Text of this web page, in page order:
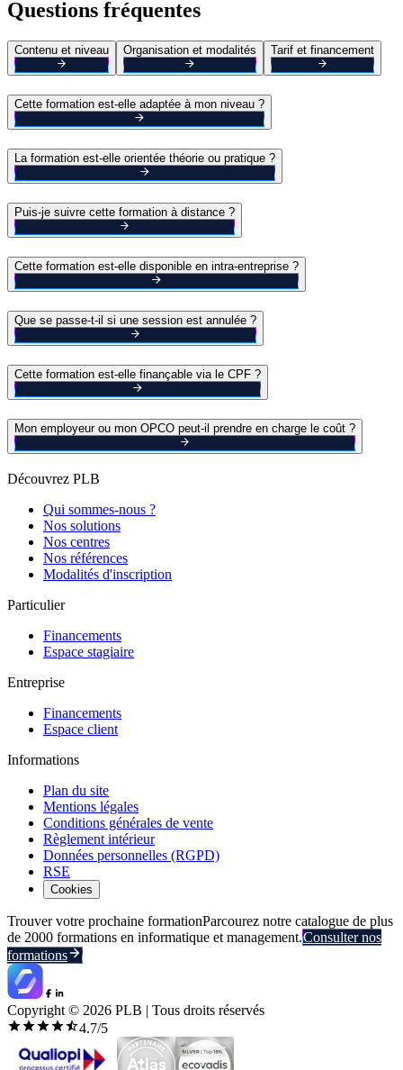
Questions fréquentes
Contenu et niveau Organisation et modalités Tarif et financement
Cette formation est-elle adaptée à mon niveau ?
La formation est-elle orientée théorie ou pratique ?
Puis-je suivre cette formation à distance ?
Cette formation est-elle disponible en intra-entreprise ?
Que se passe-t-il si une session est annulée ?
Cette formation est-elle finançable via le CPF ?
Mon employeur ou mon OPCO peut-il prendre en charge le coût ?
Découvrez PLB
Qui sommes-nous ?
Nos solutions
Nos centres
Nos références
Modalités d'inscription
Particulier
Financements
Espace stagiaire
Entreprise
Financements
Espace client
Informations
Plan du site
Mentions légales
Conditions générales de vente
Règlement intérieur
Données personnelles (RGPD)
RSE
Cookies
Trouver votre prochaine formationParcourez notre catalogue de plus
de 2000 formations en informatique et management.Consulter nos
formations
Copyright © 2026 PLB | Tous droits réservés
4.7/5